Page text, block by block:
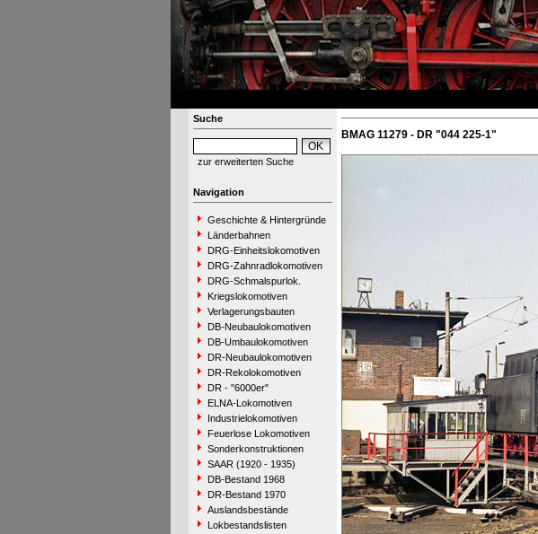
Suche
zur erweiterten Suche
Navigation
Geschichte & Hintergründe
Länderbahnen
DRG-Einheitslokomotiven
DRG-Zahnradlokomotiven
DRG-Schmalspurlok.
Kriegslokomotiven
Verlagerungsbauten
DB-Neubaulokomotiven
DB-Umbaulokomotiven
DR-Neubaulokomotiven
DR-Rekolokomotiven
DR - "6000er"
ELNA-Lokomotiven
Industrielokomotiven
Feuerlose Lokomotiven
Sonderkonstruktionen
SAAR (1920 - 1935)
DB-Bestand 1968
DR-Bestand 1970
Auslandsbestände
Lokbestandslisten
BMAG 11279 - DR "044 225-1"